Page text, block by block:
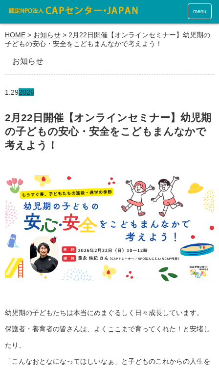
menu
HOME > お知らせ > 2月22日開催【オンラインセミナー】幼児期の
子どもの安心・安全をこどもまんなかで考えよう！
お知らせ
1.292026
2月22日開催【オンラインセミナー】幼児期
の子どもの安心・安全をこどもまんなかで
考えよう！
幼児期の子どもたちは本当にめまぐるしく日々成長しています。
保護者・養育者の皆さんは、よくここまで育ってくれた！と安堵し
たり、
「こんなおとなになってほしいなぁ」と子どものこれからの人生を